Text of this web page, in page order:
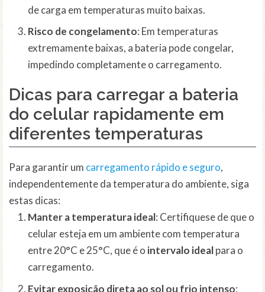
de carga em temperaturas muito baixas.
Risco de congelamento: Em temperaturas
extremamente baixas, a bateria pode congelar,
impedindo completamente o carregamento.
Dicas para carregar a bateria
do celular rapidamente em
diferentes temperaturas
Para garantir um carregamento rápido e seguro,
independentemente da temperatura do ambiente, siga
estas dicas:
Manter a temperatura ideal: Certifiquese de que o
celular esteja em um ambiente com temperatura
entre 20°C e 25°C, que é o intervalo idealpara o
carregamento.
Evitar exposição direta ao sol ou frio intenso: